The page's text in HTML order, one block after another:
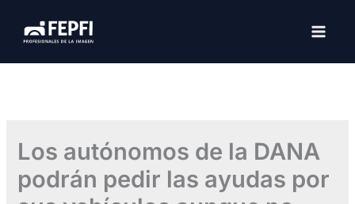
contenido
Los autónomos de la DANA
podrán pedir las ayudas por